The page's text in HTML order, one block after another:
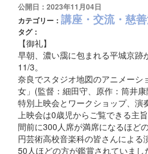
公開日：2023年11月04日
カテゴリー： 講座・交流・慈
タグ：
【御礼】
早朝、濃い靄に包まれる平城京跡
11/3。
奈良でスタジオ地図のアニメーシ
女」(監督：細田守、原作：筒井
特別上映会とワークショップ、演
上映会は0歳児からご覧できる主
間前に300人席が満席になるほど
円芸術高校音楽科の皆さんによる
50人ほどの方が鑑賞されていまし